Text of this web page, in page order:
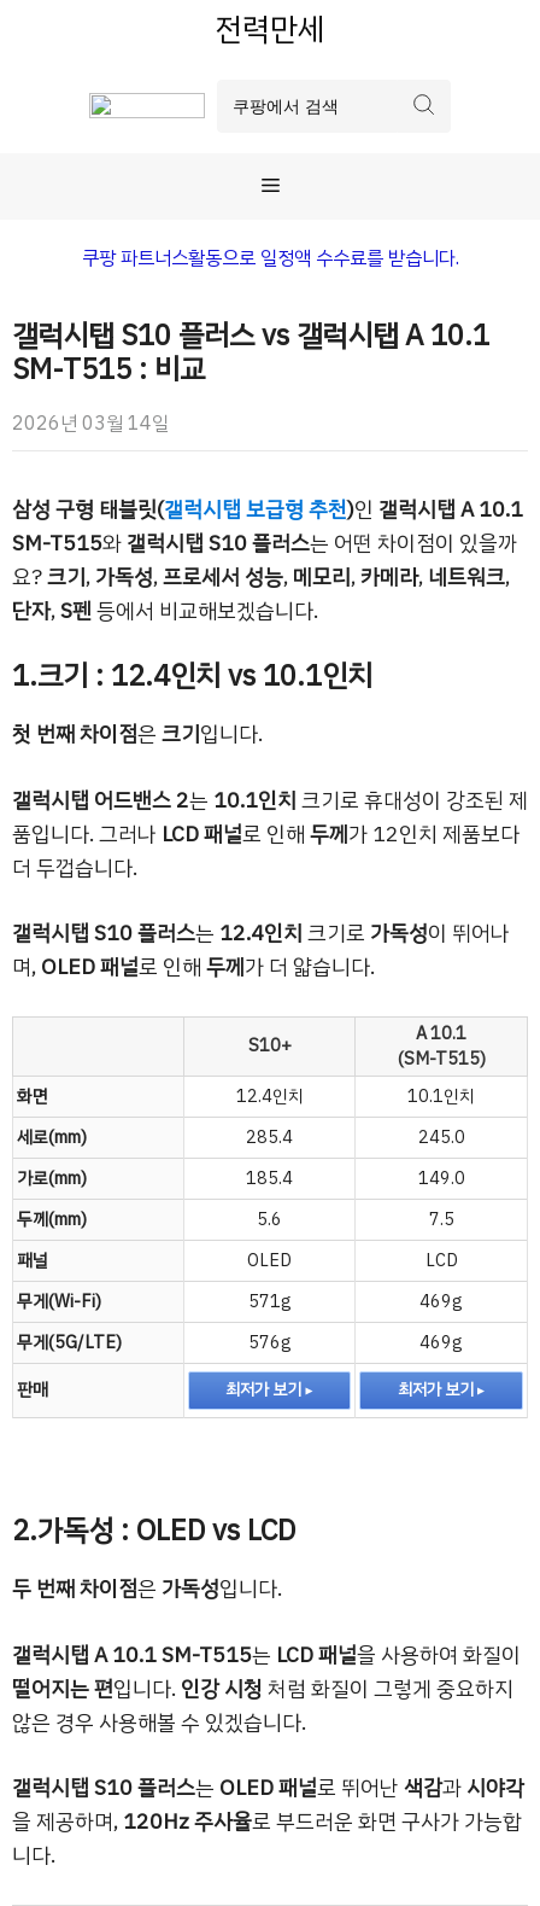
전력만세
메
뉴
쿠팡 파트너스활동으로 일정액 수수료를 받습니다.
갤럭시탭 S10 플러스 vs 갤럭시탭 A 10.1
SM-T515 : 비교
2026년 03월 14일
삼성 구형 태블릿(갤럭시탭 보급형 추천)인 갤럭시탭 A 10.1
SM-T515와갤럭시탭 S10 플러스는 어떤 차이점이 있을까
요?크기,가독성,프로세서 성능,메모리,카메라,네트워크,
단자,S펜등에서 비교해보겠습니다.
1.크기 : 12.4인치 vs 10.1인치
첫 번째 차이점은크기입니다.
갤럭시탭 어드밴스 2는 10.1인치크기로 휴대성이 강조된 제
품입니다. 그러나 LCD 패널로 인해두께가 12인치 제품보다
더 두껍습니다.
갤럭시탭 S10 플러스는 12.4인치크기로 가독성이 뛰어나
며,OLED 패널로 인해두께가 더 얇습니다.
S10+
A 10.1
(SM-T515)
화면
12.4인치
10.1인치
세로(mm)
285.4
245.0
가로(mm)
185.4
149.0
두께(mm)
5.6
7.5
패널
OLED
LCD
무게(Wi-Fi)
571g
469g
무게(5G/LTE)
576g
469g
판매
최저가 보기 최저가 보기
2.가독성 : OLED vs LCD
두 번째 차이점은 가독성입니다.
갤럭시탭 A 10.1 SM-T515는 LCD 패널을 사용하여 화질이
떨어지는 편입니다. 인강 시청처럼 화질이 그렇게 중요하지
않은 경우 사용해볼 수 있겠습니다.
갤럭시탭 S10 플러스는 OLED 패널로 뛰어난색감과시야각
을 제공하며,120Hz 주사율로 부드러운 화면 구사가 가능합
니다.